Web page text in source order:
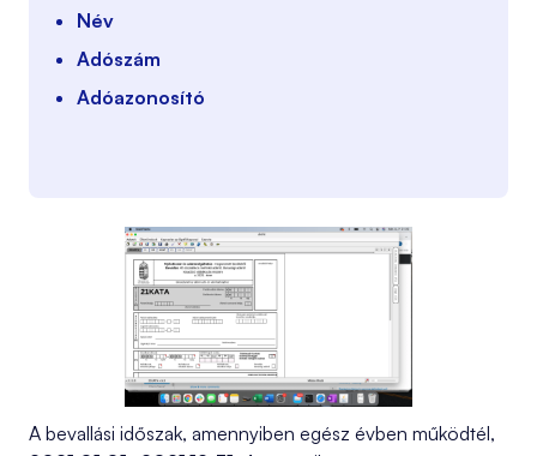
Név
Adószám
Adóazonosító
A bevallási időszak, amennyiben egész évben működtél,